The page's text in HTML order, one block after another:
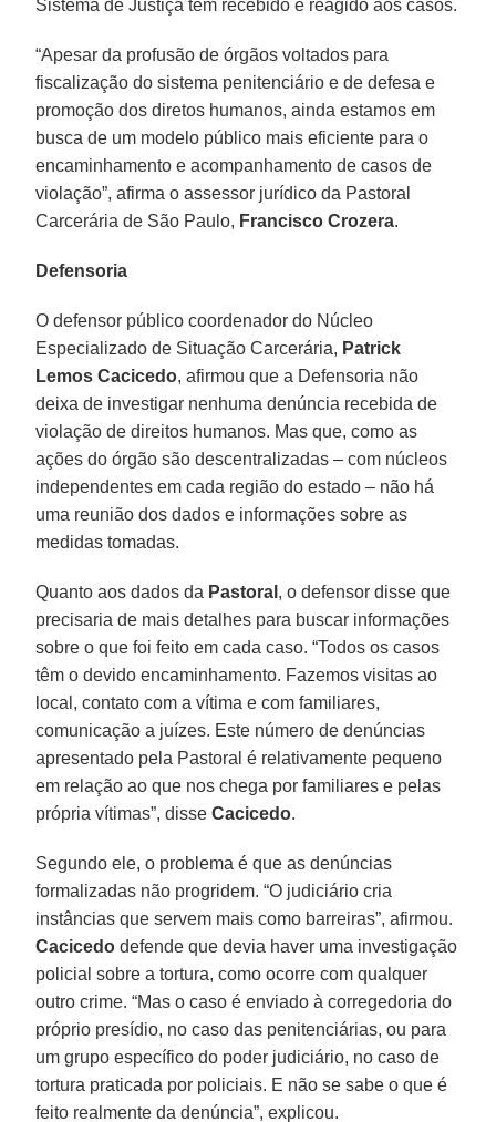
Sistema de Justiça têm recebido e reagido aos casos.
“Apesar da profusão de órgãos voltados para
fiscalização do sistema penitenciário e de defesa e
promoção dos diretos humanos, ainda estamos em
busca de um modelo público mais eficiente para o
encaminhamento e acompanhamento de casos de
violação”, afirma o assessor jurídico da Pastoral
Carcerária de São Paulo, Francisco Crozera.
Defensoria
O defensor público coordenador do Núcleo
Especializado de Situação Carcerária, Patrick
Lemos Cacicedo, afirmou que a Defensoria não
deixa de investigar nenhuma denúncia recebida de
violação de direitos humanos. Mas que, como as
ações do órgão são descentralizadas – com núcleos
independentes em cada região do estado – não há
uma reunião dos dados e informações sobre as
medidas tomadas.
Quanto aos dados da Pastoral , o defensor disse que
precisaria de mais detalhes para buscar informações
sobre o que foi feito em cada caso. “Todos os casos
têm o devido encaminhamento. Fazemos visitas ao
local, contato com a vítima e com familiares,
comunicação a juízes. Este número de denúncias
apresentado pela Pastoral é relativamente pequeno
em relação ao que nos chega por familiares e pelas
própria vítimas”, disseCacicedo.
Segundo ele, o problema é que as denúncias
formalizadas não progridem. “O judiciário cria
instâncias que servem mais como barreiras”, afirmou.
Cacicedo defende que devia haver uma investigação
policial sobre a tortura, como ocorre com qualquer
outro crime. “Mas o caso é enviado à corregedoria do
próprio presídio, no caso das penitenciárias, ou para
um grupo específico do poder judiciário, no caso de
tortura praticada por policiais. E não se sabe o que é
feito realmente da denúncia”, explicou.